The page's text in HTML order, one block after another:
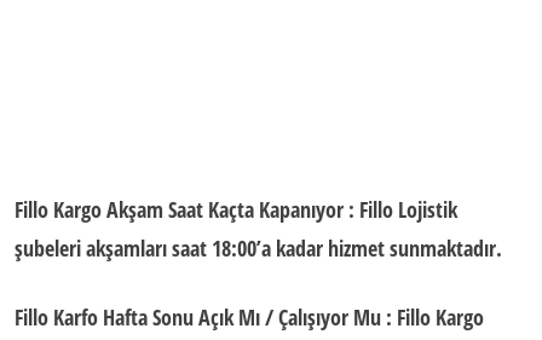
Fillo Kargo Akşam Saat Kaçta Kapanıyor : Fillo Lojistik
şubeleri akşamları saat 18:00’a kadar hizmet sunmaktadır.
Fillo Karfo Hafta Sonu Açık Mı / Çalışıyor Mu : Fillo Kargo